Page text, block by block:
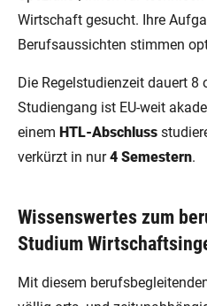
Wirtschaft gesucht. Ihre
Berufsaussichten stimmen
Die Regelstudienzeit dauert 8
Studiengang ist EU-weit
einem HTL-Abschluss
verkürzt in nur4 Semestern.
Wissenswertes zum
Studium
Mit diesem